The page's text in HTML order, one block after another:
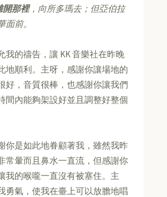
開那裡，向所多瑪去；但亞伯拉
面前。
我的禱告，讓 KK 音樂社在昨晚
地順利。主呀，感謝你讓場地的
好，音質很棒，也感謝你讓我們
間內能夠架設好並且調整好整個
你是如此地眷顧著我，雖然我昨
常暈而且鼻水一直流，但感謝你
我的喉嚨一直沒有被塞住。主
勇氣，使我在臺上可以放膽地唱